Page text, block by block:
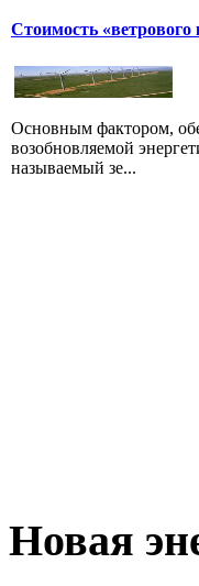
Стоимость «ветрового
Основным фактором,
возобновляемой
называемый зе...
Новая